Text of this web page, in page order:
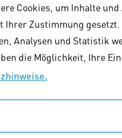
Cookies, um Inhalte
Ihrer Zustimmung
Analysen und Statistik
die Möglichkeit, Ihre
ziehen lassen. In
welchen Beitrag diese
fundierter
der
die